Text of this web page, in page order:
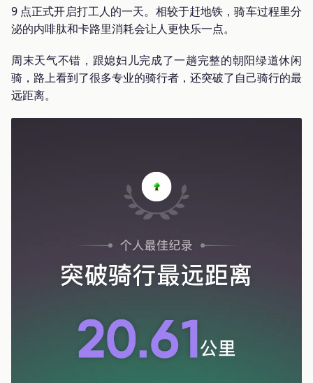
9 点正式开启打工人的一天。相较于赶地铁，骑车过程里分
泌的内啡肽和卡路里消耗会让人更快乐一点。
周末天气不错，跟媳妇儿完成了一趟完整的朝阳绿道休闲
骑，路上看到了很多专业的骑行者，还突破了自己骑行的最
远距离。